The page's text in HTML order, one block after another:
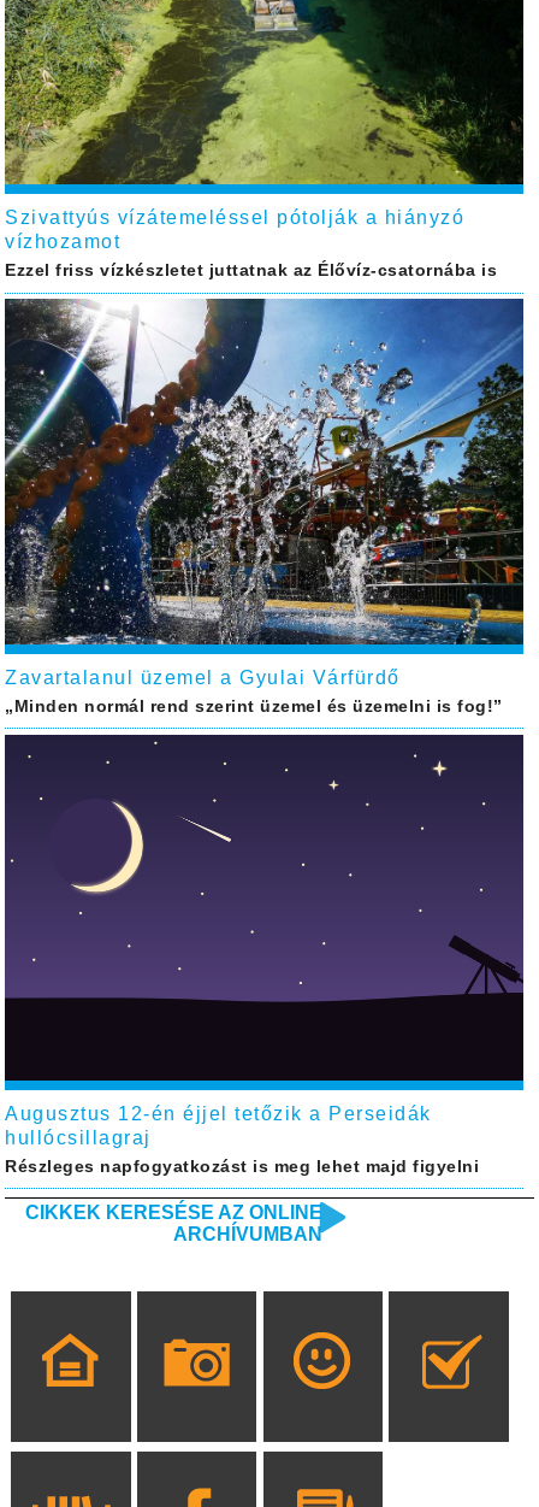
Szivattyús vízátemeléssel pótolják a hiányzó
vízhozamot
Ezzel friss vízkészletet juttatnak az Élővíz-csatornába is
Zavartalanul üzemel a Gyulai Várfürdő
„Minden normál rend szerint üzemel és üzemelni is fog!”
Augusztus 12-én éjjel tetőzik a Perseidák
hullócsillagraj
Részleges napfogyatkozást is meg lehet majd figyelni
CIKKEK KERESÉSE AZ ONLINE
ARCHÍVUMBAN